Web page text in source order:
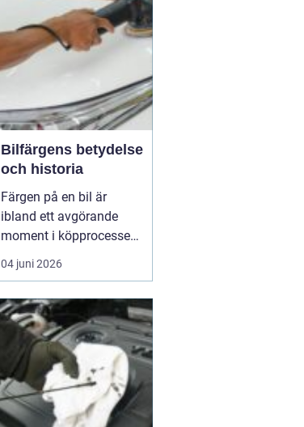
Bilfärgens betydelse
och historia
Färgen på en bil är
ibland ett avgörande
moment i köpprocessen,
men det handlar om mer
än bara estetik. Bilfärg
vetenskap och konst,
med en lång historia där
varje kulör b&...
04 juni 2026